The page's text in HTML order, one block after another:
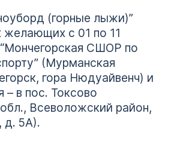
(горные лыжи)”
желающих с 01 по 11
СШОР по
(Мурманская
гора Нюдуайвенч) и
– в пос. Токсово
Всеволожский район,
д. 5А).